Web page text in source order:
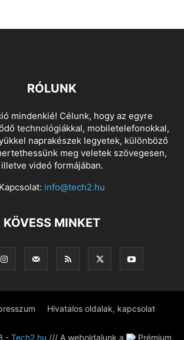
RÓLUNK
mindenkié! Célunk, hogy az egyre
technológiákkal, mobiletelefonokkal,
naprakészek legyetek, különböző
meg veletek szövegesen,
illetve videó formájában.
Kapcsolat: info@tech2.hu
KÖVESS MINKET
Hivatalos oldalak, kapcsolat
- Tech2.hu /// A weboldalunk a Prémium